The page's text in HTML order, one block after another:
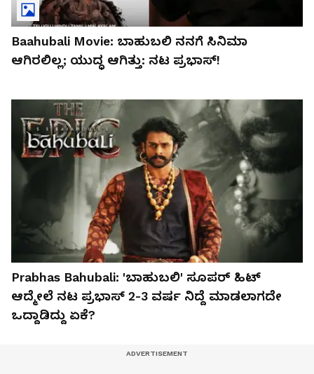
Baahubali Movie: ಬಾಹುಬಲಿ ನನಗೆ ಸಿನಿಮಾ
ಆಗಿರಲಿಲ್ಲ; ಯುದ್ಧ ಆಗಿತ್ತು: ನಟ ಪ್ರಭಾಸ್!
Prabhas Bahubali: 'ಬಾಹುಬಲಿ' ಸೂಪರ್ ಹಿಟ್‌
ಆದ್ಮೇಲೆ ನಟ ಪ್ರಭಾಸ್ 2-3 ವರ್ಷ ನಿದ್ದೆ ಮಾಡಲಾಗದೇ
ಒದ್ದಾಡಿದ್ದು ಏಕೆ?